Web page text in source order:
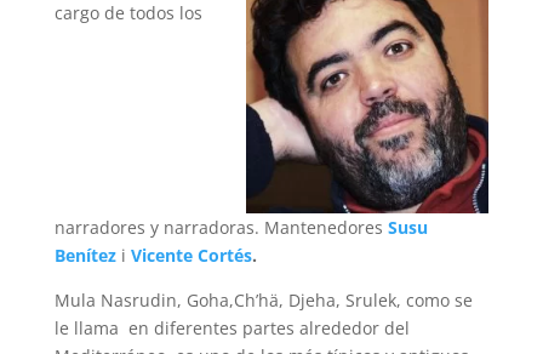
cargo de todos los
narradores y narradoras. Mantenedores Susu
Benítezi Vicente Cortés.
Mula Nasrudin, Goha,Ch’hä, Djeha, Srulek, como se
le llama en diferentes partes alrededor del